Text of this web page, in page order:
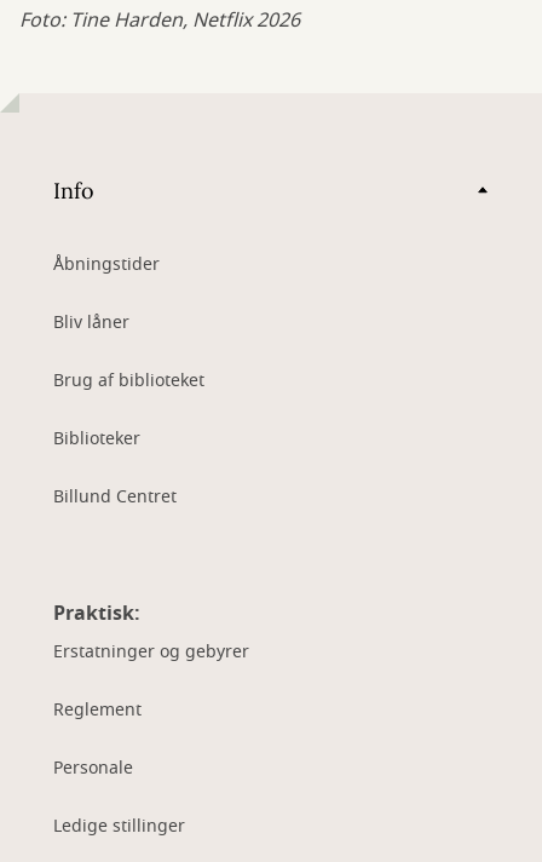
Foto: Tine Harden, Netflix 2026
Info
Åbningstider
Bliv låner
Brug af biblioteket
Biblioteker
Billund Centret
Praktisk:
Erstatninger og gebyrer
Reglement
Personale
Ledige stillinger